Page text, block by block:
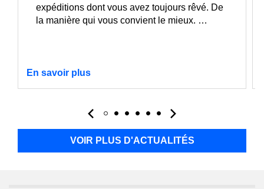
expéditions dont vous avez toujours rêvé. De
la manière qui vous convient le mieux. …
En savoir plus
VOIR PLUS D'ACTUALITÉS